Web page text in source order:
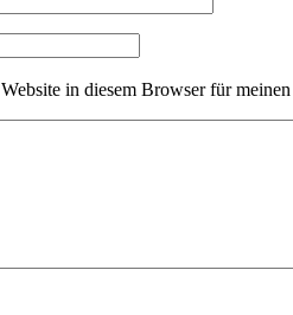
in diesem Browser für